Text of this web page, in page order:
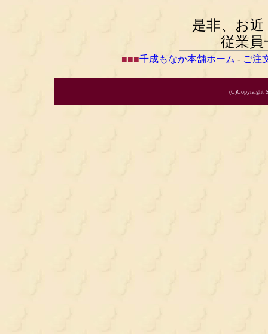
是非、お
従業
■■■千成もなか本舗ホーム - ご注
(C)Copyraight